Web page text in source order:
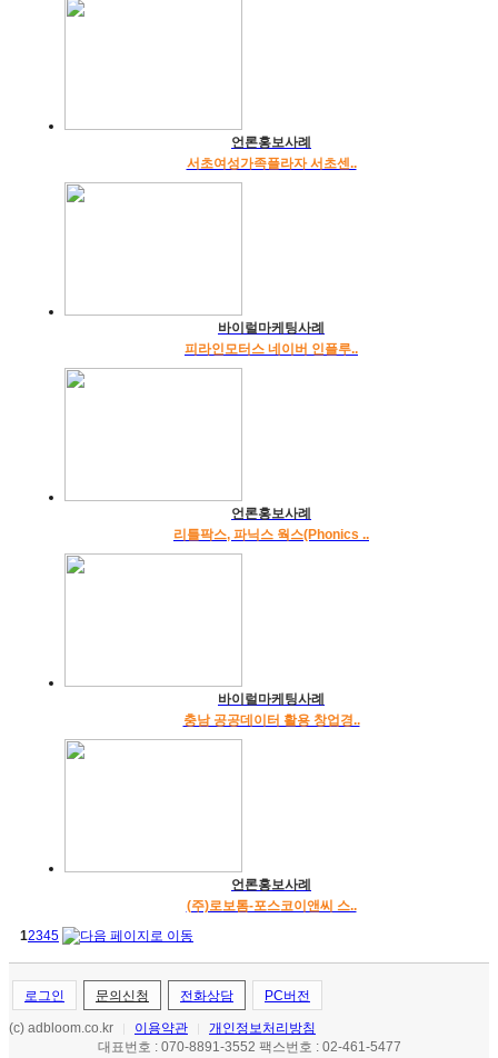
언론홍보사례
서초여성가족플라자 서초센..
바이럴마케팅사례
피라인모터스 네이버 인플루..
언론홍보사례
리틀팍스, 파닉스 웍스(Phonics ..
바이럴마케팅사례
충남 공공데이터 활용 창업경..
언론홍보사례
(주)로보톰-포스코이앤씨 스..
12345
로그인 문의신청 전화상담 PC버전
(c) adbloom.co.kr 이용약관
개인정보처리방침
대표번호 : 070-8891-3552 팩스번호 : 02-461-5477